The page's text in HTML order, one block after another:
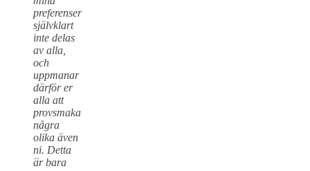
preferenser
självklart
inte delas
av alla,
och
uppmanar
därför er
alla att
provsmaka
några
olika även
ni. Detta
är bara